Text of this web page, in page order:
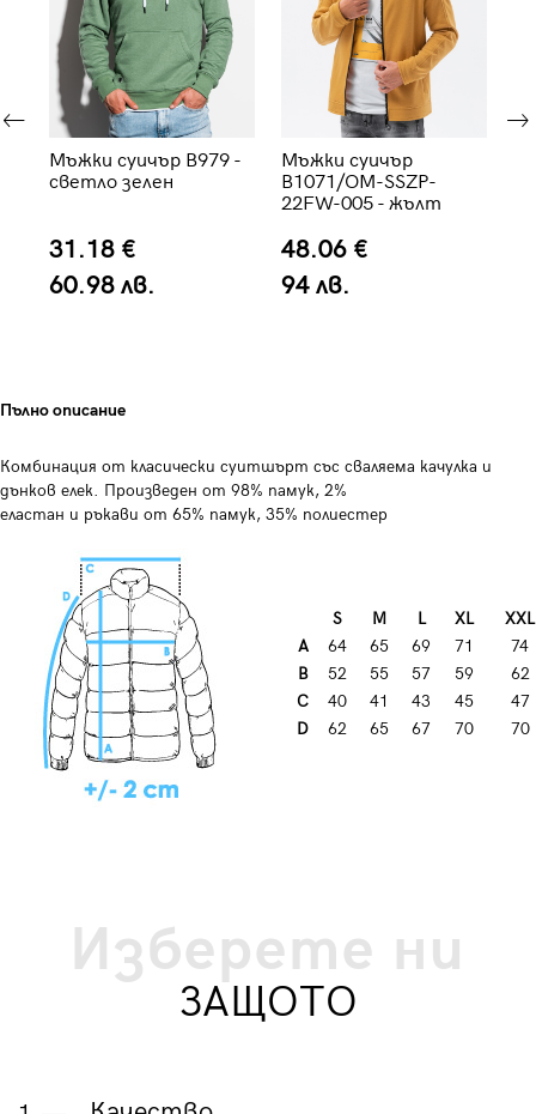
Мъжки суичър B979 -
светло зелен
31.18 €
60.98 лв.
Мъжки суичър
B1071/OM-SSZP-
22FW-005 - жълт
48.06 €
94 лв.
Пълно описание
Комбинация от класически суитшърт със сваляема качулка и
дънков елек. Произведен от 98% памук, 2%
еластан и ръкави от 65% памук, 35% полиестер
S М L XL
XXL
А
64 65 69 71
74
B
52 55 57 59
62
C
40 41 43 45
47
D
62 65 67 70 70
Изберете ни
ЗАЩОТО